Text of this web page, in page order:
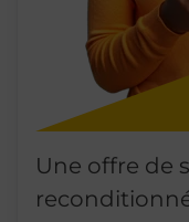
Une offre de